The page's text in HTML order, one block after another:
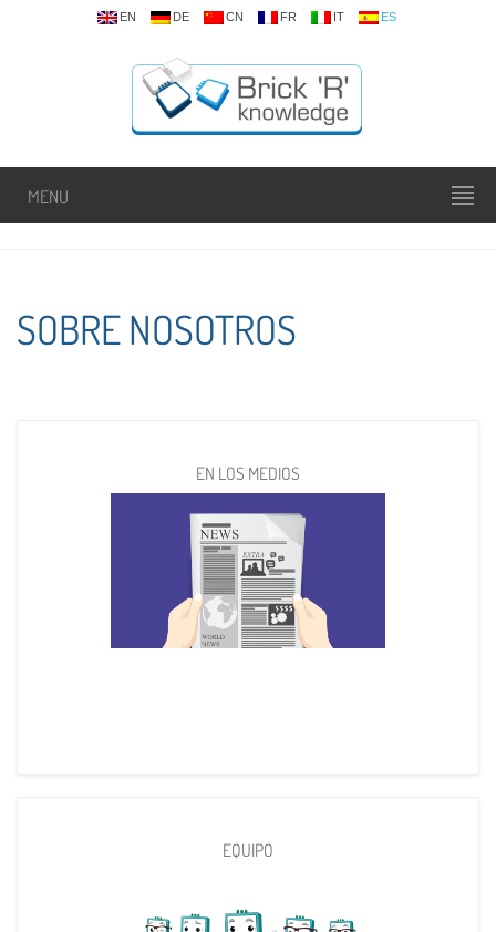
EN DE CN FR IT ES
MENU
SOBRE NOSOTROS
EN LOS MEDIOS
EQUIPO